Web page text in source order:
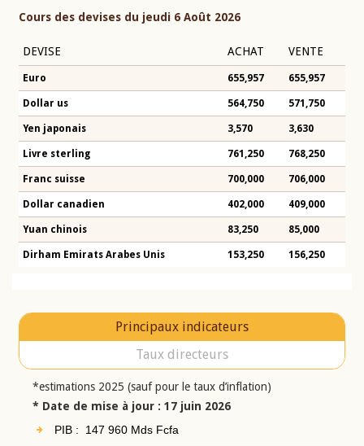
Cours des devises du jeudi 6 Août 2026
DEVISE ACHAT VENTE
Euro 655,957 655,957
Dollar us 564,750 571,750
Yen japonais 3,570 3,630
Livre sterling 761,250 768,250
Franc suisse 700,000 706,000
Dollar canadien 402,000 409,000
Yuan chinois 83,250 85,000
Dirham Emirats Arabes Unis 153,250 156,250
Principaux indicateurs
Taux directeurs
*estimations 2025 (sauf pour le taux d’inflation)
* Date de mise à jour : 17 juin 2026
PIB : 147 960 Mds Fcfa